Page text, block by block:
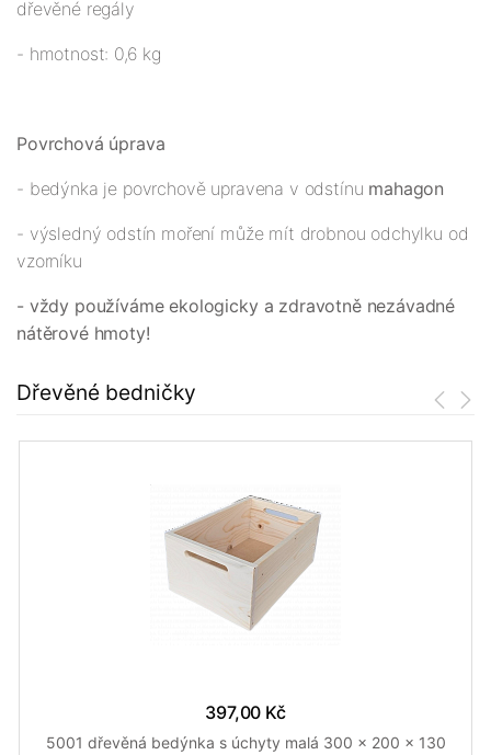
dřevěné regály
- hmotnost: 0,6 kg
Povrchová úprava
- bedýnka je povrchově upravena v odstínu mahagon
- výsledný odstín moření může mít drobnou odchylku od
vzorníku
- vždy používáme ekologicky a zdravotně nezávadné
nátěrové hmoty!
Dřevěné bedničky
397,00 Kč
5001 dřevěná bedýnka s úchyty malá 300 x 200 x 130